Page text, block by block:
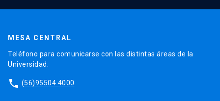
MESA CENTRAL
Teléfono para comunicarse con las distintas áreas de la
Universidad.
phone (56)95504 4000